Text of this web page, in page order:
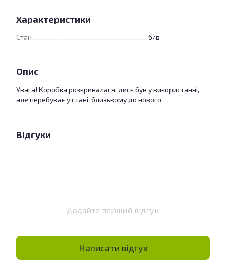
Характеристики
Стан б/в
Опис
Увага! Коробка розкривалася, диск був у використанні,
але перебуває у стані, близькому до нового.
Відгуки
Додайте перший відгук
Написати відгук